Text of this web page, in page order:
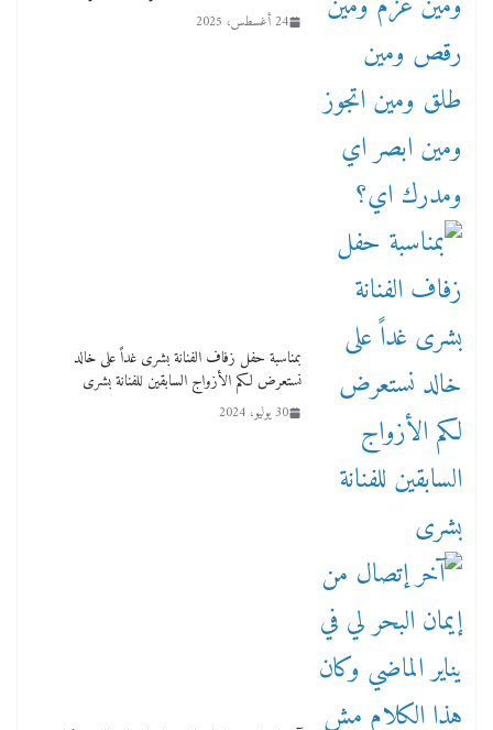
24 أغسطس، 2025
بمناسبة حفل زفاف الفنانة بشرى غداً على خالد
نستعرض لكم الأزواج السابقين للفنانة بشرى
30 يوليو، 2024